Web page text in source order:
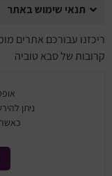
תנאי שימוש באתר
ריכזנו עבורכם אתרים
קרובות של סבא טוביה
ניתן